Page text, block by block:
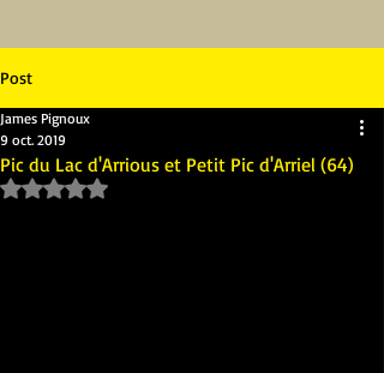
Post
Pic du Lac d'Arrious et Petit Pic d'Arriel (64)
James Pignoux
9 oct. 2019
Noté NaN étoiles sur 5.